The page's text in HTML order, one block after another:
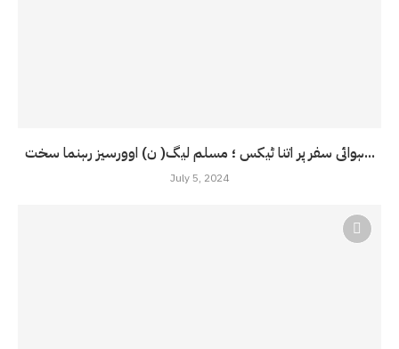
ہوائی سفر پر اتنا ٹیکس ؛ مسلم لیگ( ن) اوورسیز رہنما سخت...
July 5, 2024